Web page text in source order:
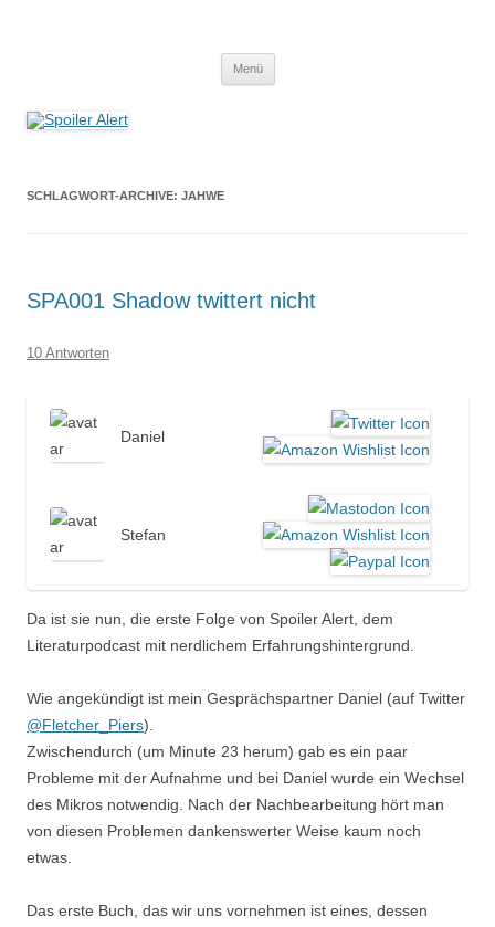
Menü
SCHLAGWORT-ARCHIVE: JAHWE
SPA001 Shadow twittert nicht
10 Antworten
Daniel
Stefan
Da ist sie nun, die erste Folge von Spoiler Alert, dem
Literaturpodcast mit nerdlichem Erfahrungshintergrund.
Wie angekündigt ist mein Gesprächspartner Daniel (auf Twitter
@Fletcher_Piers).
Zwischendurch (um Minute 23 herum) gab es ein paar
Probleme mit der Aufnahme und bei Daniel wurde ein Wechsel
des Mikros notwendig. Nach der Nachbearbeitung hört man
von diesen Problemen dankenswerter Weise kaum noch
etwas.
Das erste Buch, das wir uns vornehmen ist eines, dessen